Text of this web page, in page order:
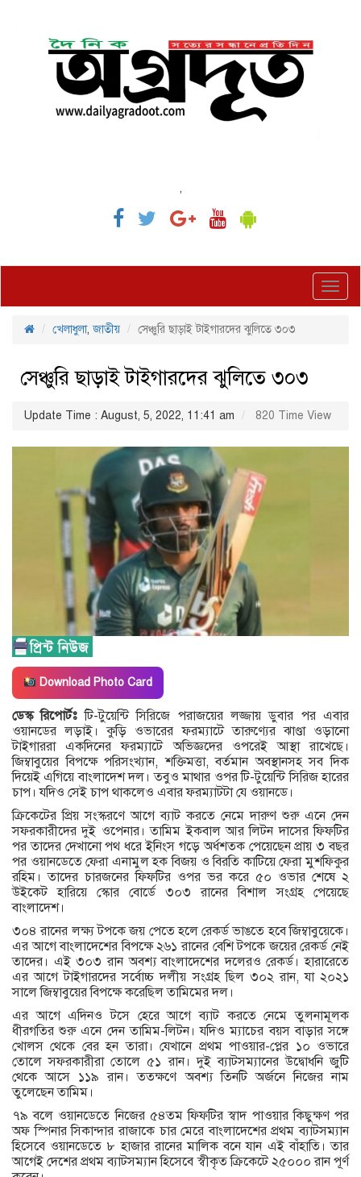
,
খেলাধুলা,জাতীয় সেঞ্চুরি ছাড়াই টাইগারদের ঝুলিতে ৩০৩
সেঞ্চুরি ছাড়াই টাইগারদের ঝুলিতে ৩০৩
Update Time : August, 5, 2022, 11:41 am 820 Time View
Download Photo Card
ডেস্ক রিপোর্টঃটি-টুয়েন্টি সিরিজে পরাজয়ের লজ্জায় ডুবার পর এবার
ওয়ানডের লড়াই। কুড়ি ওভারের ফরম্যাটে তারুণ্যের ঝাণ্ডা ওড়ানো
টাইগাররা একদিনের ফরম্যাটে অভিজ্ঞদের ওপরেই আস্থা রাখেছে।
জিম্বাবুয়ের বিপক্ষে পরিসংখ্যান, শক্তিমত্তা, বর্তমান অবস্থানসহ সব দিক
দিয়েই এগিয়ে বাংলাদেশ দল। তবুও মাথার ওপর টি-টুয়েন্টি সিরিজ হারের
চাপ। যদিও সেই চাপ থাকলেও এবার ফরম্যাটটা যে ওয়ানডে।
ক্রিকেটের প্রিয় সংস্করণে আগে ব্যাট করতে নেমে দারুণ শুরু এনে দেন
সফরকারীদের দুই ওপেনার। তামিম ইকবাল আর লিটন দাসের ফিফটির
পর তাদের দেখানো পথ ধরে ইনিংস গড়ে অর্ধশতক পেয়েছেন প্রায় ৩ বছর
পর ওয়ানডেতে ফেরা এনামুল হক বিজয় ও বিরতি কাটিয়ে ফেরা মুশফিকুর
রহিম। তাদের চারজনের ফিফটির ওপর ভর করে ৫০ ওভার শেষে ২
উইকেট হারিয়ে স্কোর বোর্ডে ৩০৩ রানের বিশাল সংগ্রহ পেয়েছে
বাংলাদেশ।
৩০৪ রানের লক্ষ্য টপকে জয় পেতে হলে রেকর্ড ভাঙতে হবে জিম্বাবুয়েকে।
এর আগে বাংলাদেশের বিপক্ষে ২৬১ রানের বেশি টপকে জয়ের রেকর্ড নেই
তাদের। এই ৩০৩ রান অবশ্য বাংলাদেশের দলেরও রেকর্ড। হারারেতে
এর আগে টাইগারদের সর্বোচ্চ দলীয় সংগ্রহ ছিল ৩০২ রান, যা ২০২১
সালে জিম্বাবুয়ের বিপক্ষে করেছিল তামিমের দল।
এর আগে এদিনও টসে হেরে আগে ব্যাট করতে নেমে তুলনামূলক
ধীরগতির শুরু এনে দেন তামিম-লিটন। যদিও ম্যাচের বয়স বাড়ার সঙ্গে
খোলস থেকে বের হন তারা। যেখানে প্রথম পাওয়ার-প্লের ১০ ওভারে
তোলে সফরকারীরা তোলে ৫১ রান। দুই ব্যাটসম্যানের উদ্বোধনি জুটি
থেকে আসে ১১৯ রান। ততক্ষণে অবশ্য তিনটি অর্জনে নিজের নাম
তুলেছেন তামিম।
৭৯ বলে ওয়ানডেতে নিজের ৫৪তম ফিফটির স্বাদ পাওয়ার কিছুক্ষণ পর
অফ স্পিনার সিকান্দার রাজাকে চার মেরে বাংলাদেশের প্রথম ব্যাটসম্যান
হিসেবে ওয়ানডেতে ৮ হাজার রানের মালিক বনে যান এই বাঁহাতি। তার
আগেই দেশের প্রথম ব্যাটসম্যান হিসেবে স্বীকৃত ক্রিকেটে ২৫০০০ রান পূর্ণ